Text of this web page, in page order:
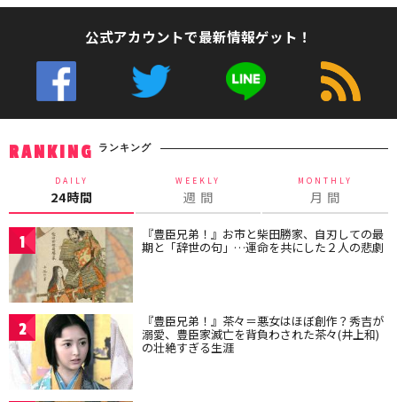
公式アカウントで最新情報ゲット！
RANKING ランキング
DAILY
24時間
WEEKLY
週 間
MONTHLY
月 間
1 『豊臣兄弟！』お市と柴田勝家、自刃しての最
期と「辞世の句」…運命を共にした２人の悲劇
2 『豊臣兄弟！』茶々＝悪女はほぼ創作？秀吉が
溺愛、豊臣家滅亡を背負わされた茶々(井上和)
の壮絶すぎる生涯